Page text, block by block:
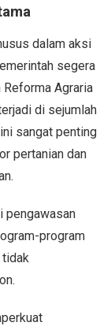
dalam aksi
segera
Agraria
di sejumlah
sangat penting
pertanian dan
pengawasan
program
tidak